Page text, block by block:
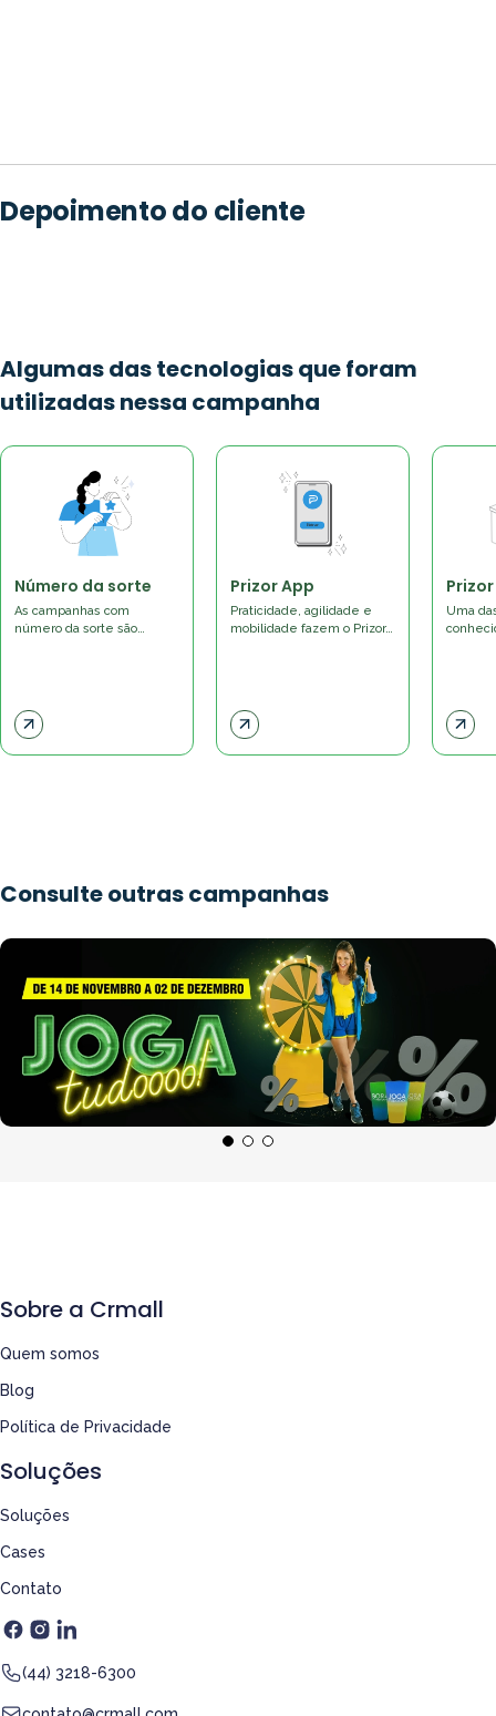
Depoimento do cliente
Algumas das tecnologias que foram
utilizadas nessa campanha
Número da sorte
As campanhas com
número da sorte são…
Prizor App
Praticidade, agilidade e
mobilidade fazem o Prizor…
Uma
Consulte outras campanhas
Soluções
Soluções
Cases
Contato
Sobre a Crmall
Quem somos
Blog
Política de Privacidade
(44) 3218-6300